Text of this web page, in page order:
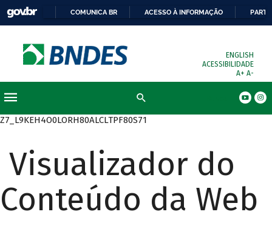
COMUNICA BR ACESSO À INFORMAÇÃO
ENGLISH
ACESSIBILIDADE
A+ A-
Z7_L9KEH4O0LORH80ALCLTPF80S71
Visualizador do
Conteúdo da Web